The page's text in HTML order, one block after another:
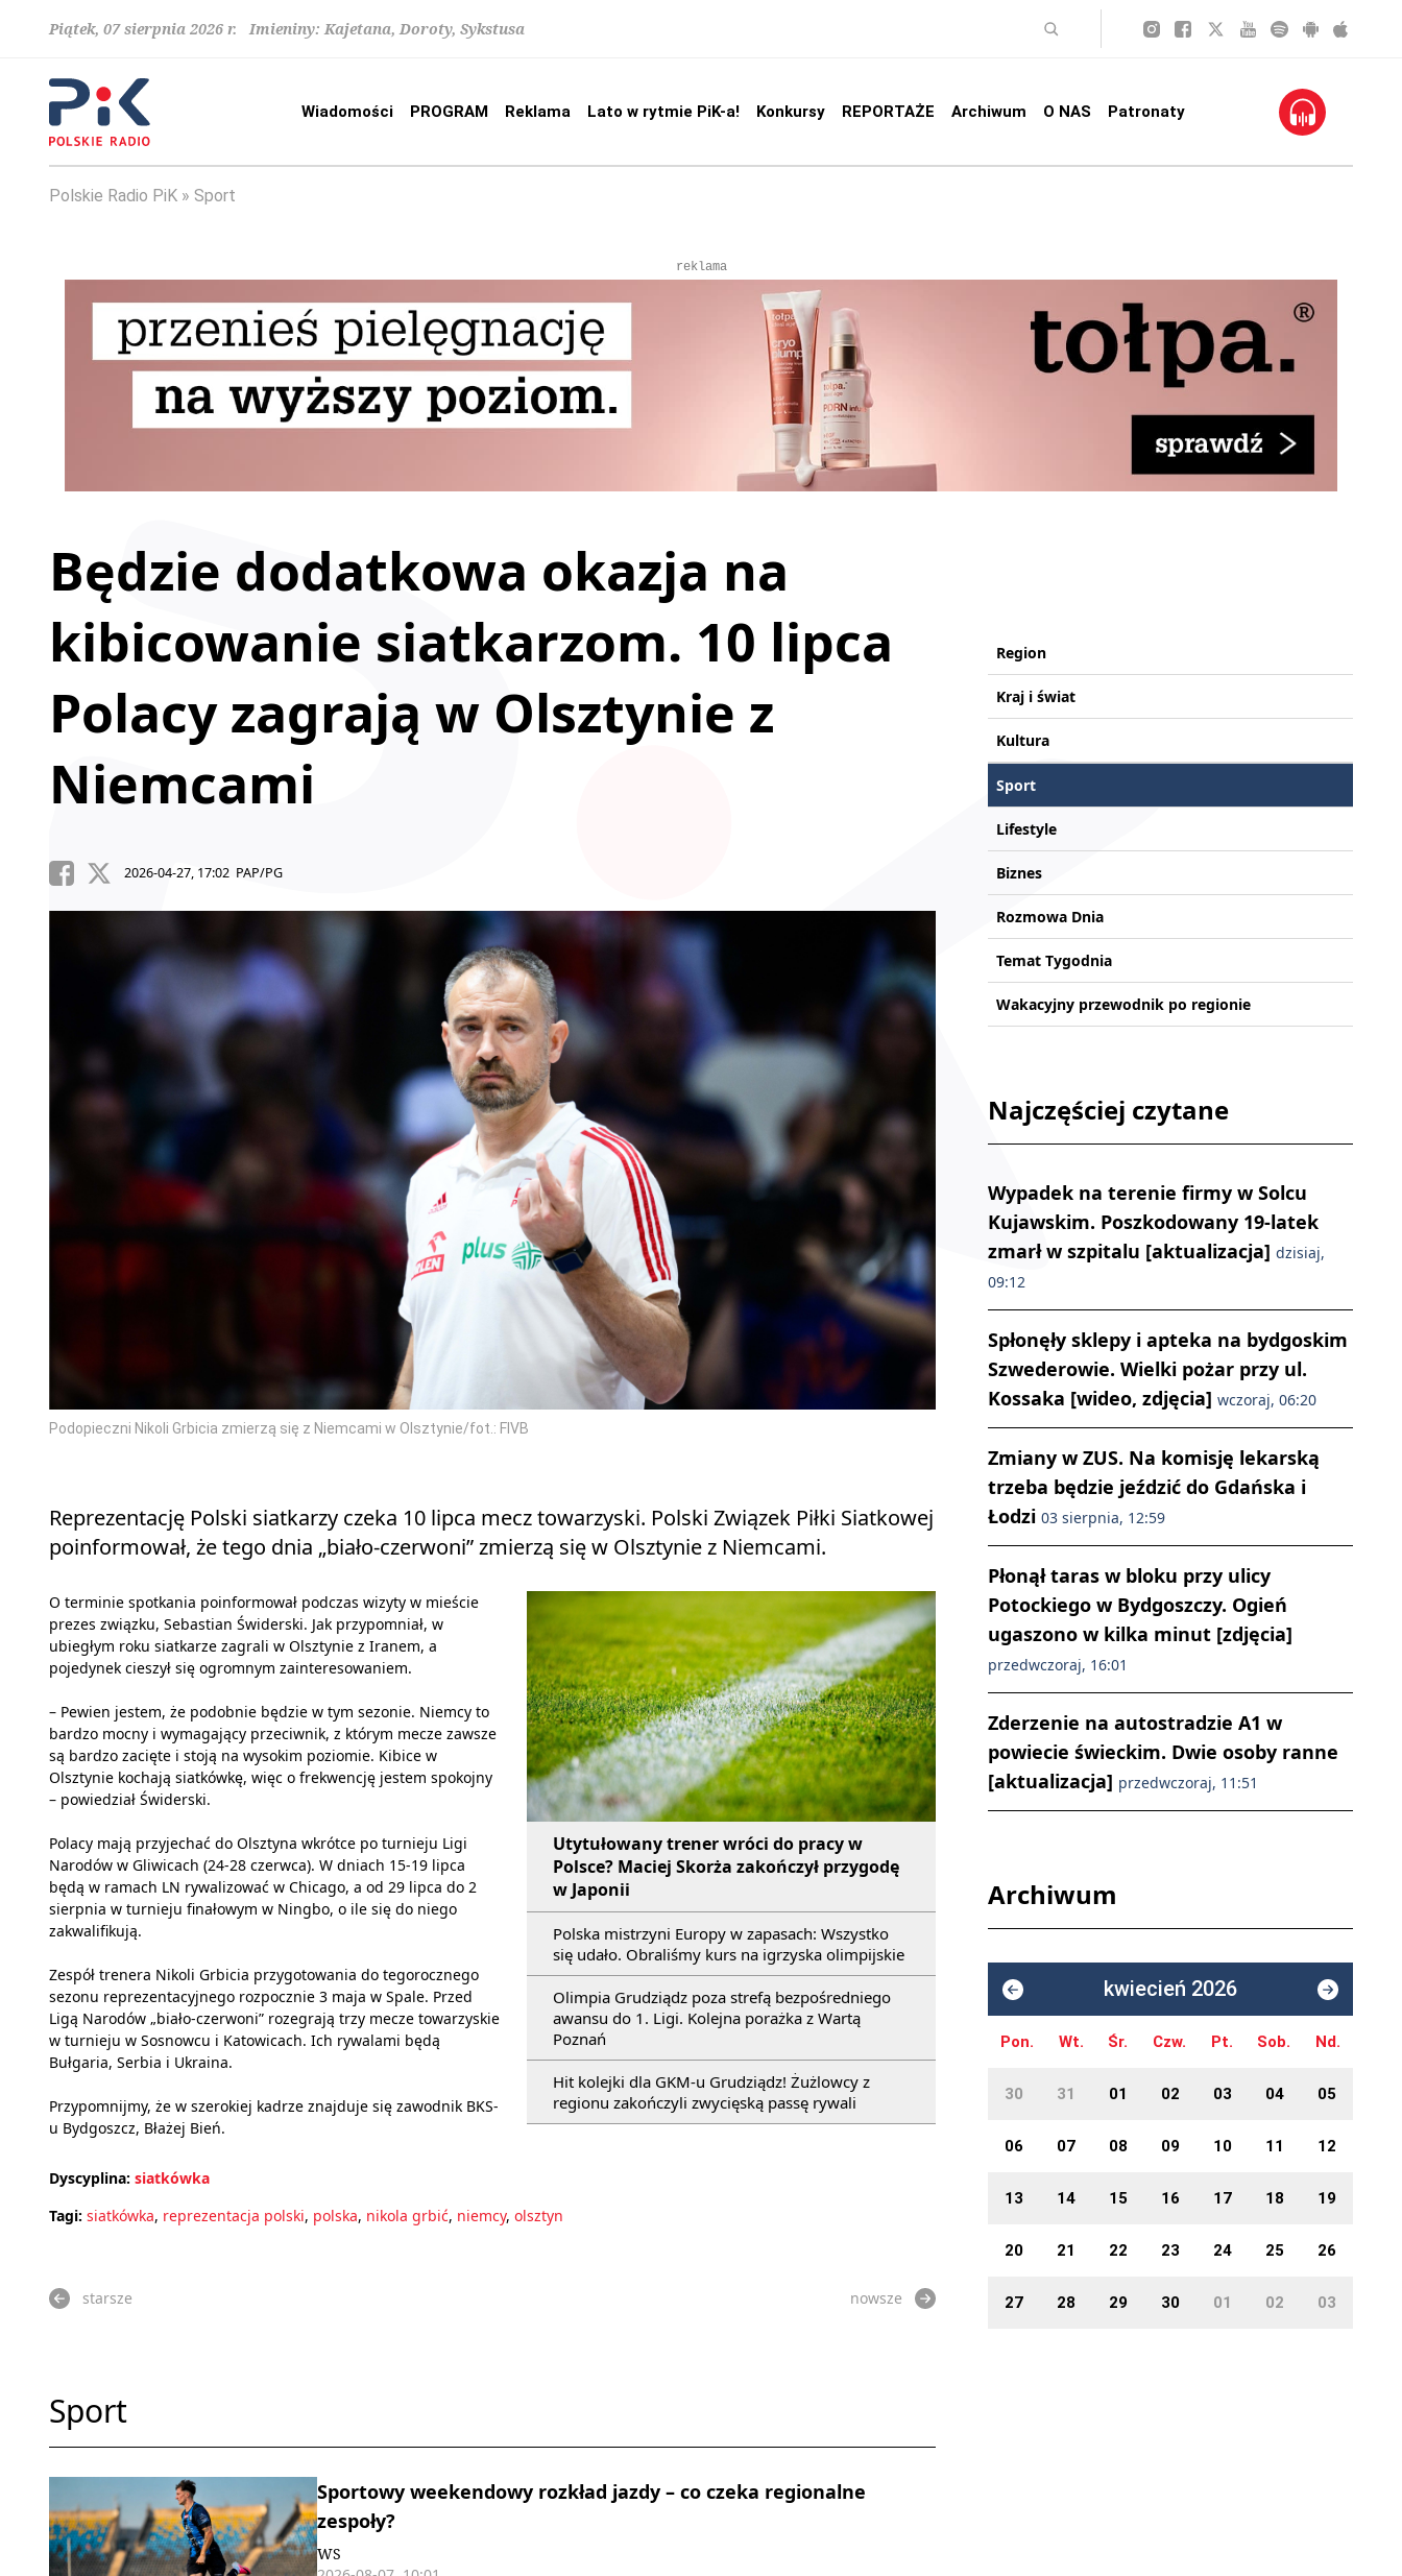
Piątek, 07 sierpnia 2026 r. Imieniny: Kajetana, Doroty, Sykstusa
Wiadomości PROGRAM Reklama Lato w rytmie PiK-a! Konkursy REPORTAŻE Archiwum O NAS Patronaty
Polskie Radio PiK Sport
reklama
Będzie dodatkowa okazja na
kibicowanie siatkarzom. 10 lipca
Polacy zagrają w Olsztynie z
Niemcami
2026-04-27, 17:02 PAP/PG
Podopieczni Nikoli Grbicia zmierzą się z Niemcami w Olsztynie/fot.: FIVB
Reprezentację Polski siatkarzy czeka 10 lipca mecz towarzyski. Polski Związek Piłki Siatkowej
poinformował, że tego dnia „biało-czerwoni” zmierzą się w Olsztynie z Niemcami.
Utytułowany trener wróci do pracy w
Polsce? Maciej Skorża zakończył przygodę
w Japonii
Polska mistrzyni Europy w zapasach: Wszystko
się udało. Obraliśmy kurs na igrzyska olimpijskie
Olimpia Grudziądz poza strefą bezpośredniego
awansu do 1. Ligi. Kolejna porażka z Wartą
Poznań
Hit kolejki dla GKM-u Grudziądz! Żużlowcy z
regionu zakończyli zwycięską passę rywali
O terminie spotkania poinformował podczas wizyty w mieście
prezes związku, Sebastian Świderski. Jak przypomniał, w
ubiegłym roku siatkarze zagrali w Olsztynie z Iranem, a
pojedynek cieszył się ogromnym zainteresowaniem.
– Pewien jestem, że podobnie będzie w tym sezonie. Niemcy to
bardzo mocny i wymagający przeciwnik, z którym mecze zawsze
są bardzo zacięte i stoją na wysokim poziomie. Kibice w
Olsztynie kochają siatkówkę, więc o frekwencję jestem spokojny
– powiedział Świderski.
Polacy mają przyjechać do Olsztyna wkrótce po turnieju Ligi
Narodów w Gliwicach (24-28 czerwca). W dniach 15-19 lipca
będą w ramach LN rywalizować w Chicago, a od 29 lipca do 2
sierpnia w turnieju finałowym w Ningbo, o ile się do niego
zakwalifikują.
Zespół trenera Nikoli Grbicia przygotowania do tegorocznego
sezonu reprezentacyjnego rozpocznie 3 maja w Spale. Przed
Ligą Narodów „biało-czerwoni” rozegrają trzy mecze towarzyskie
w turnieju w Sosnowcu i Katowicach. Ich rywalami będą
Bułgaria, Serbia i Ukraina.
Przypomnijmy, że w szerokiej kadrze znajduje się zawodnik BKS-
u Bydgoszcz, Błażej Bień.
Dyscyplina: siatkówka
Tagi: siatkówka, reprezentacja polski, polska, nikola grbić, niemcy, olsztyn
starsze nowsze
Sport
Sportowy weekendowy rozkład jazdy – co czeka regionalne
zespoły?
WS
Region
Kraj i świat
Kultura
Sport
Lifestyle
Biznes
Rozmowa Dnia
Temat Tygodnia
Wakacyjny przewodnik po regionie
Najczęściej czytane
Wypadek na terenie firmy w Solcu
Kujawskim. Poszkodowany 19-latek
zmarł w szpitalu [aktualizacja] dzisiaj,
09:12
Spłonęły sklepy i apteka na bydgoskim
Szwederowie. Wielki pożar przy ul.
Kossaka [wideo, zdjęcia] wczoraj, 06:20
Zmiany w ZUS. Na komisję lekarską
trzeba będzie jeździć do Gdańska i
Łodzi 03 sierpnia, 12:59
Płonął taras w bloku przy ulicy
Potockiego w Bydgoszczy. Ogień
ugaszono w kilka minut [zdjęcia]
przedwczoraj, 16:01
Zderzenie na autostradzie A1 w
powiecie świeckim. Dwie osoby ranne
[aktualizacja] przedwczoraj, 11:51
Archiwum
kwiecień 2026
Pon. Wt. Śr. Czw. Pt. Sob. Nd.
30 31 01 02 03 04 05
06 07 08 09 10 11 12
13 14 15 16 17 18 19
20 21 22 23 24 25 26
27 28 29 30 01 02 03